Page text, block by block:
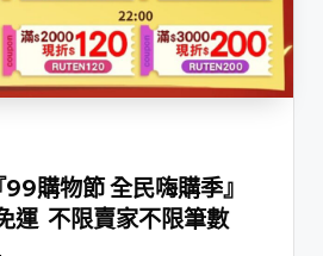
購物節 全民嗨購季』
運 不限賣家不限筆數